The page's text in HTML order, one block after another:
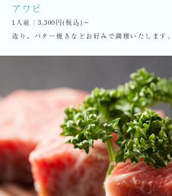
アワビ
1人前： 3,300円(税込)〜
造り、バター焼きなどお好みで調理いたします。